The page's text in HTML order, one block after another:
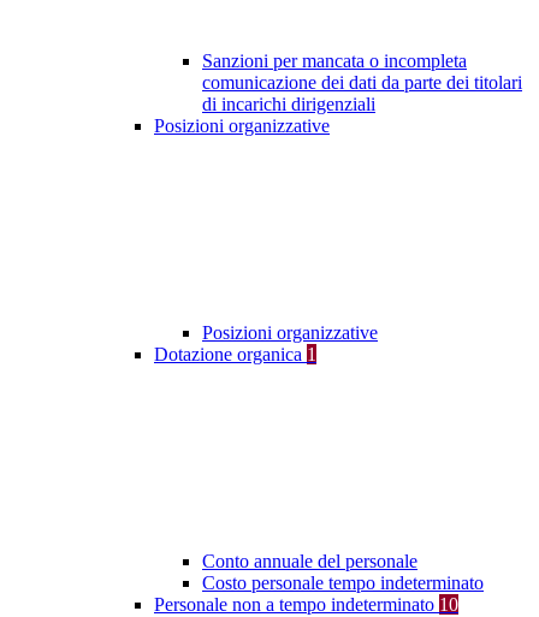
Sanzioni per mancata o incompleta
comunicazione dei dati da parte dei titolari
di incarichi dirigenziali
Posizioni organizzative
Posizioni organizzative
Dotazione organica 1
Conto annuale del personale
Costo personale tempo indeterminato
Personale non a tempo indeterminato 10